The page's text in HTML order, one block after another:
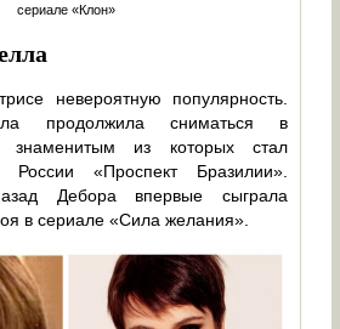
сериале «Клон»
невероятную популярность.
продолжила сниматься в
знаменитым из которых стал
«Проспект Бразилии».
Дебора впервые сыграла
в сериале «Сила желания».